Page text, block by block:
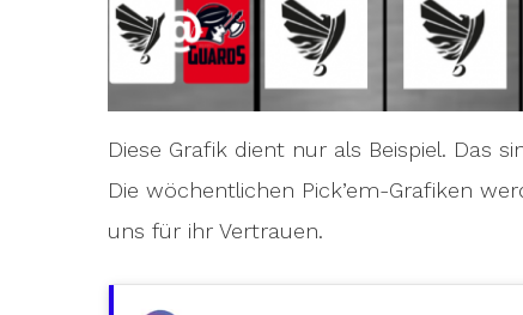
Diese Grafik dient nur als Beispiel. Das
Die wöchentlichen Pick’em-Grafiken
uns für ihr Vertrauen.